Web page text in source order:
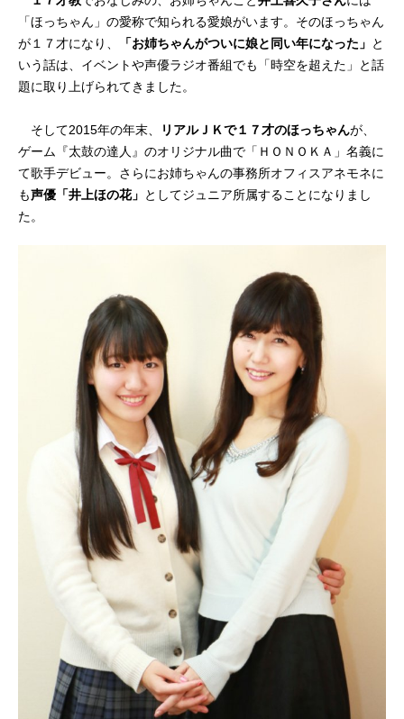
「ほっちゃん」の愛称で知られる愛娘がいます。そのほっちゃん
が１７才になり、
「お姉ちゃんがついに娘と同い年になった」 と
いう話は、イベントや声優ラジオ番組でも「時空を超えた」と話
題に取り上げられてきました。
そして2015年の年末、 リアルＪＫで１７才のほっちゃんが、
ゲーム『太鼓の達人』のオリジナル曲で「ＨＯＮＯＫＡ」名義に
て歌手デビュー。さらにお姉ちゃんの事務所オフィスアネモネに
も声優「井上ほの花」 としてジュニア所属することになりまし
た。